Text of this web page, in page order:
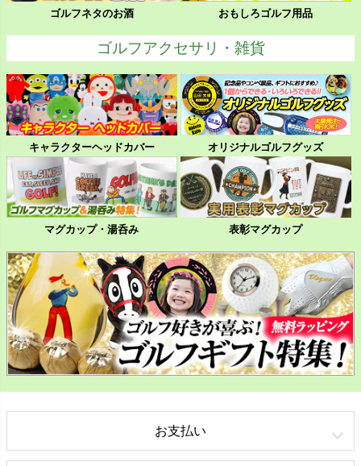
ゴルフネタのお酒 おもしろゴルフ用品
ゴルフアクセサリ・雑貨
キャラクターヘッドカバー オリジナルゴルフグッズ
マグカップ・湯呑み 表彰マグカップ
お支払い